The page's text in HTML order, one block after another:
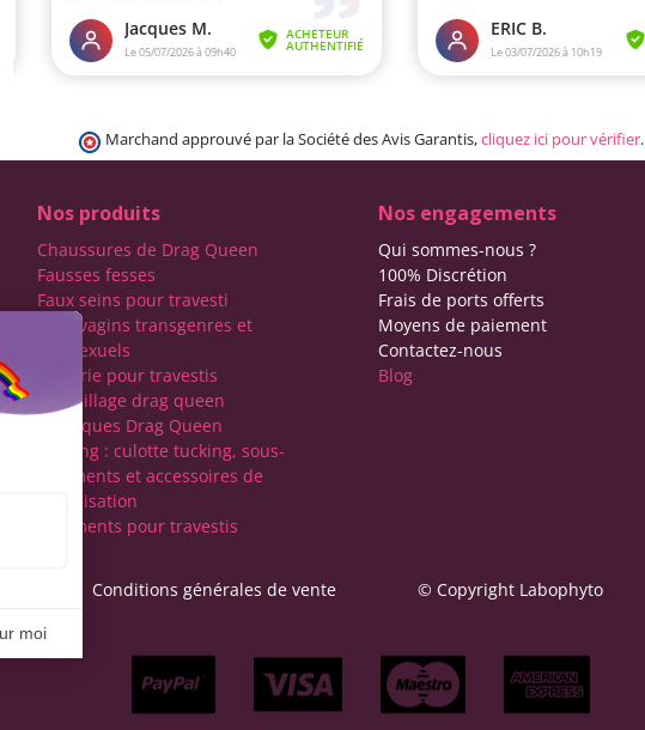
Marchand approuvé par la Société des Avis Garantis,cliquez ici pour vérifier.
Nos produits
Chaussures de Drag Queen
Fausses fesses
Faux seins pour travesti
Faux vagins transgenres et
transexuels
Lingerie pour travestis
Maquillage drag queen
Perruques Drag Queen
Tucking : culotte tucking, sous-
vêtements et accessoires de
féminisation
Vêtements pour travestis
Nos engagements
Qui sommes-nous ?
100% Discrétion
Frais de ports offerts
Moyens de paiement
Contactez-nous
Blog
Conditions générales de vente © Copyright Labophyto